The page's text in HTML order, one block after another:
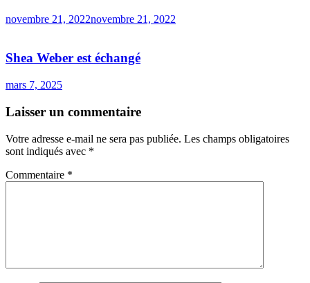
novembre 21, 2022novembre 21, 2022
Shea Weber est échangé
mars 7, 2025
Laisser un commentaire
Votre adresse e-mail ne sera pas publiée. Les champs obligatoires
sont indiqués avec *
Commentaire *